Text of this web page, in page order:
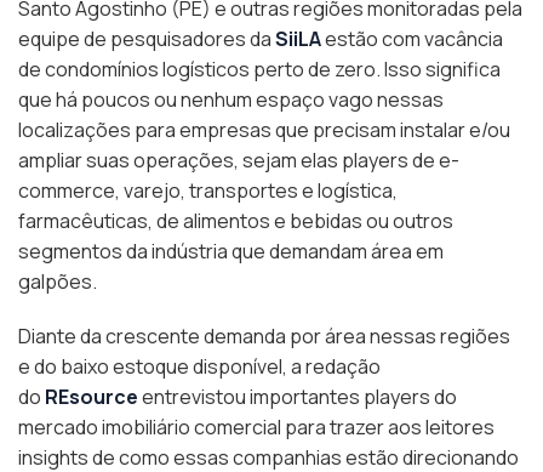
Santo Agostinho (PE) e outras regiões monitoradas pela
equipe de pesquisadores daSiiLAestão com vacância
de condomínios logísticos perto de zero. Isso significa
que há poucos ou nenhum espaço vago nessas
localizações para empresas que precisam instalar e/ou
ampliar suas operações, sejam elas players de e-
commerce, varejo, transportes e logística,
farmacêuticas, de alimentos e bebidas ou outros
segmentos da indústria que demandam área em
galpões.
Diante da crescente demanda por área nessas regiões
e do baixo estoque disponível, a redação
do REsourceentrevistou importantes players do
mercado imobiliário comercial para trazer aos leitores
insights de como essas companhias estão direcionando